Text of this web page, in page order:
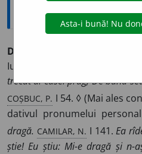
Explicative DEX
DRAG
Iubit, scump, neprețuit.
Dar
trecut al casei prag, De bună
COȘBUC, P. I 54. ◊ (Mai ales
dativul pronumelui
dragă. CAMILAR, N. I 141.Ea
știe! Eu știu: Mi-e dragă și n-